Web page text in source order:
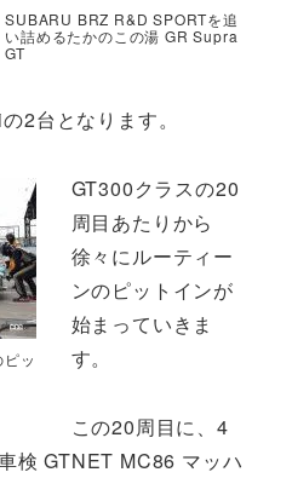
SUBARU BRZ R&D SPORTを追
い詰めるたかのこの湯 GR Supra
GT
2台となります。
ッ
GT300クラスの20
周目あたりから
徐々にルーティー
ンのピットインが
始まっていきま
す。
この20周目に、4
検 GTNET MC86 マッハ